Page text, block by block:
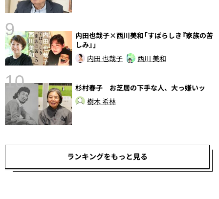
9
内田也哉子×西川美和「すばらしき『家族の苦
しみ』」
内田 也哉子
西川 美和
10
杉村春子 お芝居の下手な人、大っ嫌いッ
樹木 希林
ランキングをもっと見る